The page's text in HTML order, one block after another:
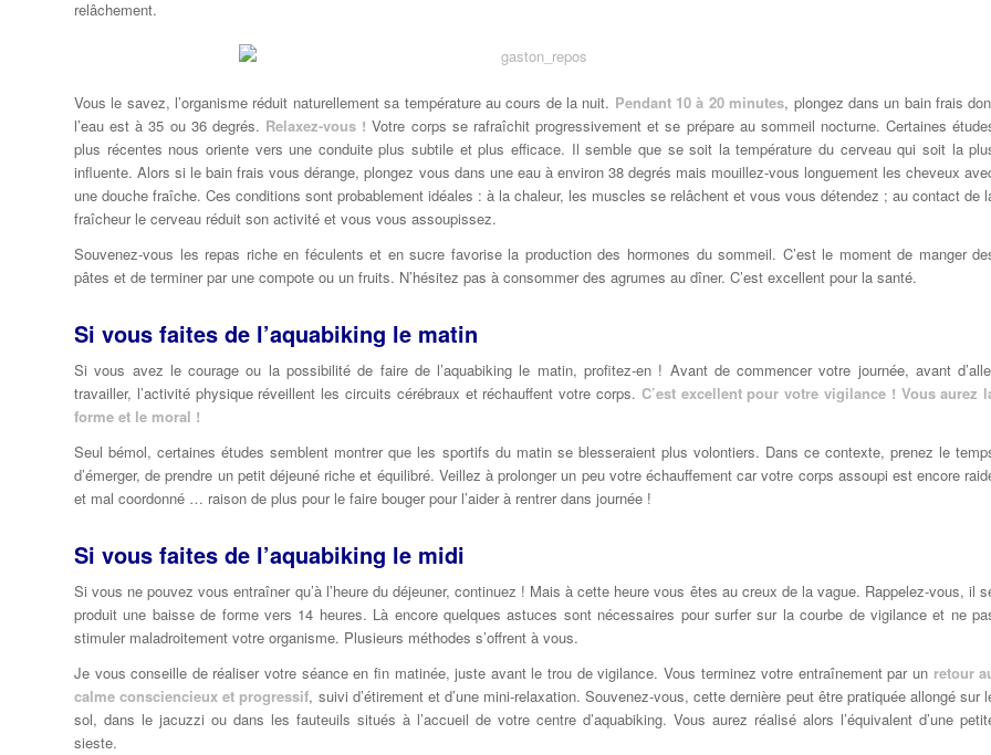
relâchement.
Vous le savez, l’organisme réduit naturellement sa température au cours de la nuit. Pendant 10 à 20 minutes, plongez dans un bain frais
l’eau est à 35 ou 36 degrés. Relaxez-vous ! Votre corps se rafraîchit progressivement et se prépare au sommeil nocturne. Certaines
plus récentes nous oriente vers une conduite plus subtile et plus efficace. Il semble que se soit la température du cerveau qui soit la
influente. Alors si le bain frais vous dérange, plongez vous dans une eau à environ 38 degrés mais mouillez-vous longuement les cheveux
une douche fraîche. Ces conditions sont probablement idéales : à la chaleur, les muscles se relâchent et vous vous détendez ; au contact de
fraîcheur le cerveau réduit son activité et vous vous assoupissez.
Souvenez-vous les repas riche en féculents et en sucre favorise la production des hormones du sommeil. C’est le moment de manger
pâtes et de terminer par une compote ou un fruits. N’hésitez pas à consommer des agrumes au dîner. C’est excellent pour la santé.
Si vous faites de l’aquabiking le matin
Si vous avez le courage ou la possibilité de faire de l’aquabiking le matin, profitez-en ! Avant de commencer votre journée, avant
travailler, l’activité physique réveillent les circuits cérébraux et réchauffent votre corps. C’est excellent pour votre vigilance ! Vous aurez
forme et le moral !
Seul bémol, certaines études semblent montrer que les sportifs du matin se blesseraient plus volontiers. Dans ce contexte, prenez le
d’émerger, de prendre un petit déjeuné riche et équilibré. Veillez à prolonger un peu votre échauffement car votre corps assoupi est encore
et mal coordonné … raison de plus pour le faire bouger pour l’aider à rentrer dans journée !
Si vous faites de l’aquabiking le midi
Si vous ne pouvez vous entraîner qu’à l’heure du déjeuner, continuez ! Mais à cette heure vous êtes au creux de la vague. Rappelez-vous, il
produit une baisse de forme vers 14 heures. Là encore quelques astuces sont nécessaires pour surfer sur la courbe de vigilance et ne
stimuler maladroitement votre organisme. Plusieurs méthodes s’offrent à vous.
Je vous conseille de réaliser votre séance en fin matinée, juste avant le trou de vigilance. Vous terminez votre entraînement par un retour
calme consciencieux et progressif, suivi d’étirement et d’une mini-relaxation. Souvenez-vous, cette dernière peut être pratiquée allongé sur
sol, dans le jacuzzi ou dans les fauteuils situés à l’accueil de votre centre d’aquabiking. Vous aurez réalisé alors l’équivalent d’une
sieste.